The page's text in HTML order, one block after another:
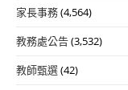
家長事務(4,564)
教務處公告(3,532)
教師甄選(42)